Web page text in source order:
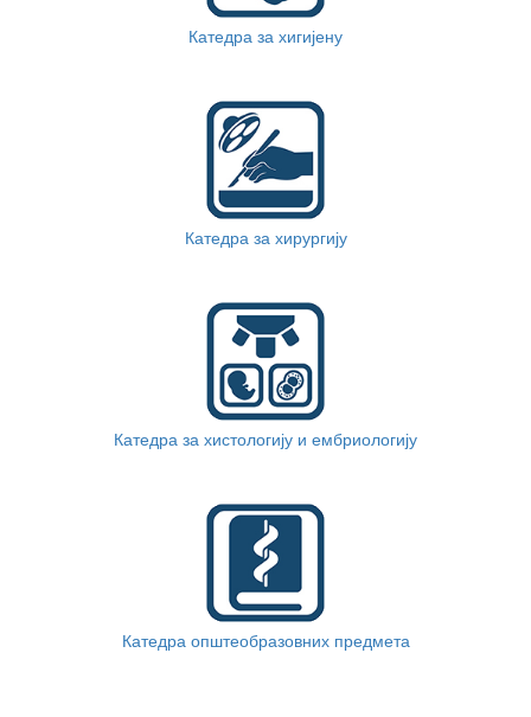
Катедра за хигијену
Катедра за хирургију
Катедра за хистологију и ембриологију
Катедра општеобразовних предмета